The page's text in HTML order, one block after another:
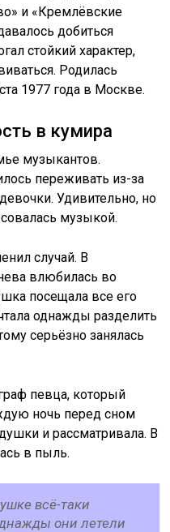
и «Кремлёвские
добиться
стойкий характер,
Родилась
1977 года в Москве.
в кумира
музыкантов.
переживать из-за
Удивительно, но
музыкой.
случай. В
влюбилась во
посещала все его
однажды разделить
серьёзно занялась
певца, который
ночь перед сном
и рассматривала. В
в пыль.
всё-таки
они летели